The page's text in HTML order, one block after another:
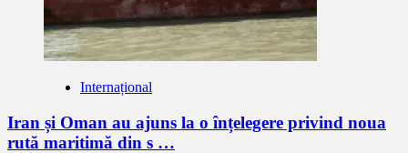
Internațional
Iran și Oman au ajuns la o înțelegere privind noua
rută maritimă din s …